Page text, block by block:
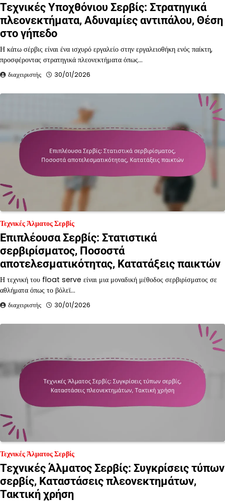
Τεχνικές Υποχθόνιου Σερβίς: Στρατηγικά
πλεονεκτήματα, Αδυναμίες αντιπάλου, Θέση
στο γήπεδο
Η κάτω σέρβις είναι ένα ισχυρό εργαλείο στην εργαλειοθήκη ενός παίκτη,
προσφέροντας στρατηγικά πλεονεκτήματα όπως…
διαχειριστής 30/01/2026
Τεχνικές Άλματος Σερβίς
Επιπλέουσα Σερβίς: Στατιστικά
σερβιρίσματος, Ποσοστά
αποτελεσματικότητας, Κατατάξεις παικτών
Η τεχνική του float serve είναι μια μοναδική μέθοδος σερβιρίσματος σε
αθλήματα όπως το βόλεϊ…
διαχειριστής 30/01/2026
Τεχνικές Άλματος Σερβίς
Τεχνικές Άλματος Σερβίς: Συγκρίσεις τύπων
σερβίς, Καταστάσεις πλεονεκτημάτων,
Τακτική χρήση